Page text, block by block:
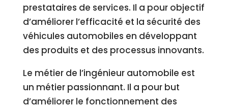
prestataires de services. Il a pour objectif
d’améliorer l’efficacité et la sécurité des
véhicules automobiles en développant
des produits et des processus innovants.
Le métier de l’ingénieur automobile est
un métier passionnant. Il a pour but
d’améliorer le fonctionnement des